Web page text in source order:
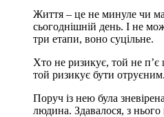
Життя – це не минуле чи
сьогоднішній день. І не
три етапи, воно суцільне.
Хто не ризикує, той не п’є
той ризикує бути отруєним.
Поруч із нею була
людина. Здавалося, з